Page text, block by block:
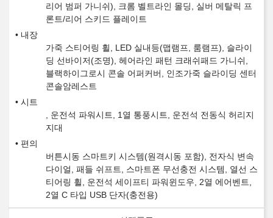
리어 범퍼 가니쉬), 크롬 벨트라인 몰딩, 실버 메탈릭 프
론트/리어 스키드 플레이트
내장
가죽 스티어링 휠, LED 실내등(맵램프, 룸램프), 슬라이
딩 선바이저(조명), 헤어라인 패턴 크래쉬패드 가니쉬,
블랙하이그로시 콘솔 어퍼커버, 인조가죽 슬라이딩 센터
콘솔암레스트
시트
, 운전석 파워시트, 1열 통풍시트, 운전석 전동식 허리지
지대
편의
버튼시동 스마트키 시스템(원격시동 포함), 전자식 변속
다이얼, 패들 쉬프트, 스마트폰 무선충전 시스템, 열선 스
티어링 휠, 운전석 세이프티 파워윈도우, 2열 에어벤트,
2열 C 타입 USB 단자(충전용)